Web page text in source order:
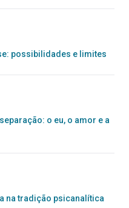
possibilidades e limites
o eu, o amor e a
na tradição psicanalítica